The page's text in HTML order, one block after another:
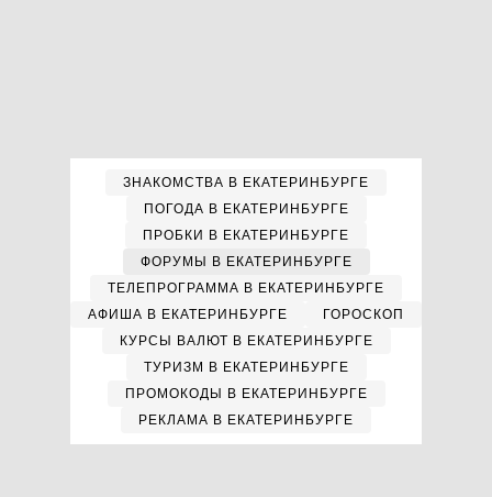
ЗНАКОМСТВА В ЕКАТЕРИНБУРГЕ
ПОГОДА В ЕКАТЕРИНБУРГЕ
ПРОБКИ В ЕКАТЕРИНБУРГЕ
ФОРУМЫ В ЕКАТЕРИНБУРГЕ
ТЕЛЕПРОГРАММА В ЕКАТЕРИНБУРГЕ
АФИША В ЕКАТЕРИНБУРГЕ
ГОРОСКОП
КУРСЫ ВАЛЮТ В ЕКАТЕРИНБУРГЕ
ТУРИЗМ В ЕКАТЕРИНБУРГЕ
ПРОМОКОДЫ В ЕКАТЕРИНБУРГЕ
РЕКЛАМА В ЕКАТЕРИНБУРГЕ